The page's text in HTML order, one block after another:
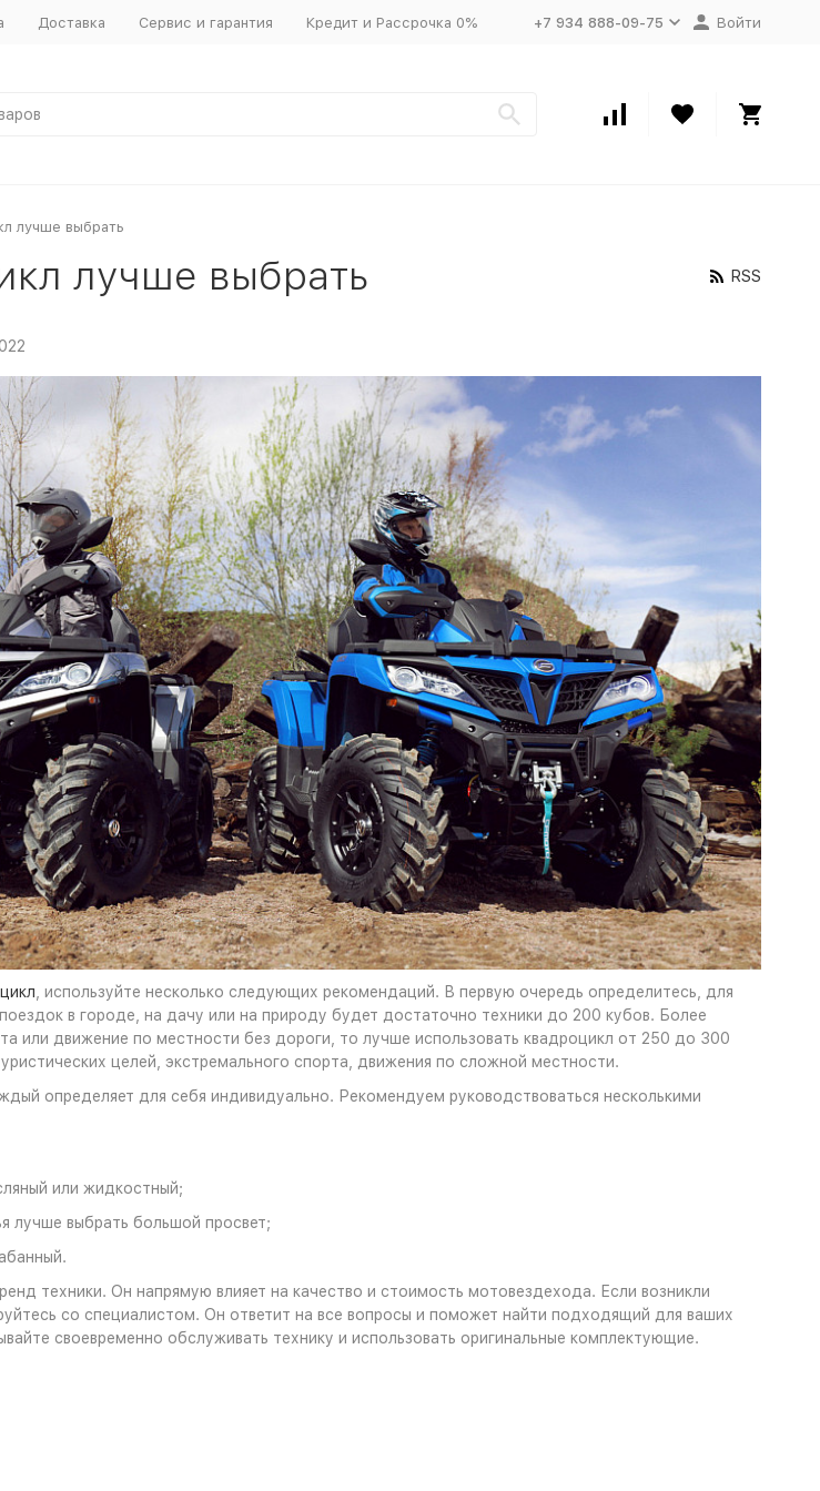
Доставка Сервис и гарантия Кредит и Рассрочка 0% +7 934 888-09-75 Войти
лучше выбрать
лучше выбрать RSS
, используйте несколько следующих рекомендаций. В первую очередь определитесь, для
в городе, на дачу или на природу будет достаточно техники до 200 кубов. Более
или движение по местности без дороги, то лучше использовать квадроцикл от 250 до 300
целей, экстремального спорта, движения по сложной местности.
определяет для себя индивидуально. Рекомендуем руководствоваться несколькими
или жидкостный;
лучше выбрать большой просвет;
техники. Он напрямую влияет на качество и стоимость мотовездехода. Если возникли
со специалистом. Он ответит на все вопросы и поможет найти подходящий для ваших
своевременно обслуживать технику и использовать оригинальные комплектующие.